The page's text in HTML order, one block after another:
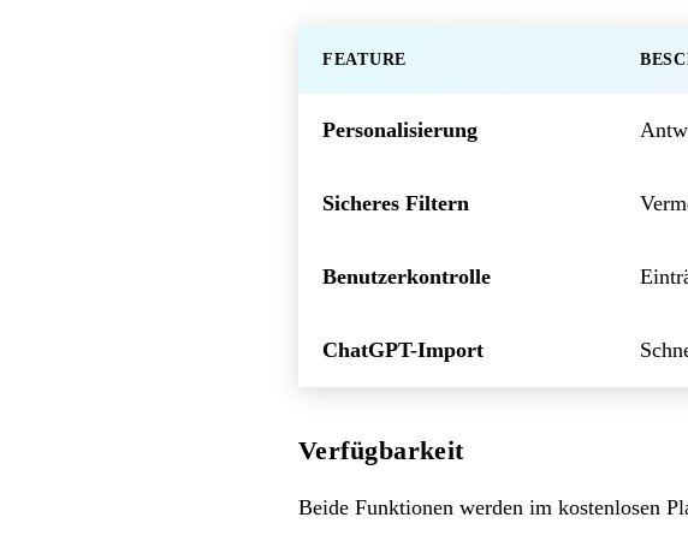
FEATURE
Personalisierung
Sicheres Filtern
Benutzerkontrolle
ChatGPT-Import
Verfügbarkeit
Beide Funktionen werden im kostenlosen